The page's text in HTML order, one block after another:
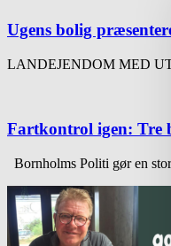
Ugens bolig
LANDEJENDOM MED
Fartkontrol igen: Tre
Bornholms Politi gør en